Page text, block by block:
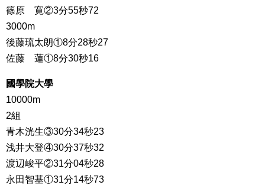
篠原 寛②3分55秒72
3000m
後藤琉太朗①8分28秒27
佐藤 蓮①8分30秒16
國學院大學
10000m
2組
青木洸生③30分34秒23
浅井大登④30分37秒32
渡辺峻平②31分04秒28
永田智基①31分14秒73